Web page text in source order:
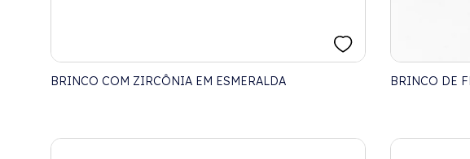
BRINCO COM ZIRCÔNIA EM ESMERALDA BRINCO DE